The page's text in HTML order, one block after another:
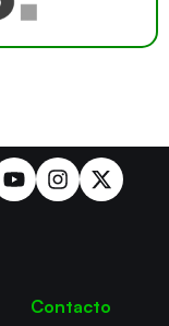
Contacto